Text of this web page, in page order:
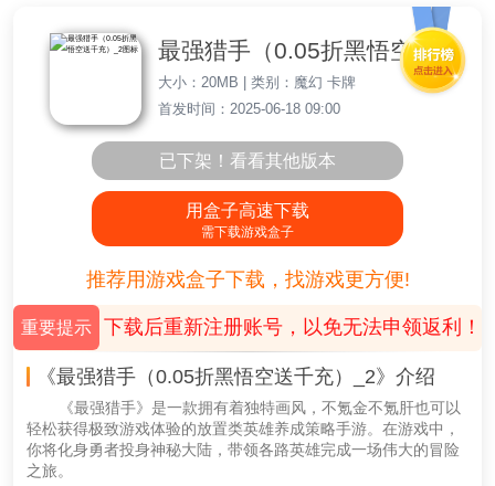
最强猎手（0.05折黑悟空送千充）_2
大小：20MB | 类别：魔幻 卡牌
首发时间：2025-06-18 09:00
已下架！看看其他版本
用盒子高速下载
需下载游戏盒子
推荐用游戏盒子下载，找游戏更方便!
重要提示 下载后重新注册账号，以免无法申领返利！
《最强猎手（0.05折黑悟空送千充）_2》介绍
《最强猎手》是一款拥有着独特画风，不氪金不氪肝也可以
轻松获得极致游戏体验的放置类英雄养成策略手游。在游戏中，
你将化身勇者投身神秘大陆，带领各路英雄完成一场伟大的冒险
之旅。